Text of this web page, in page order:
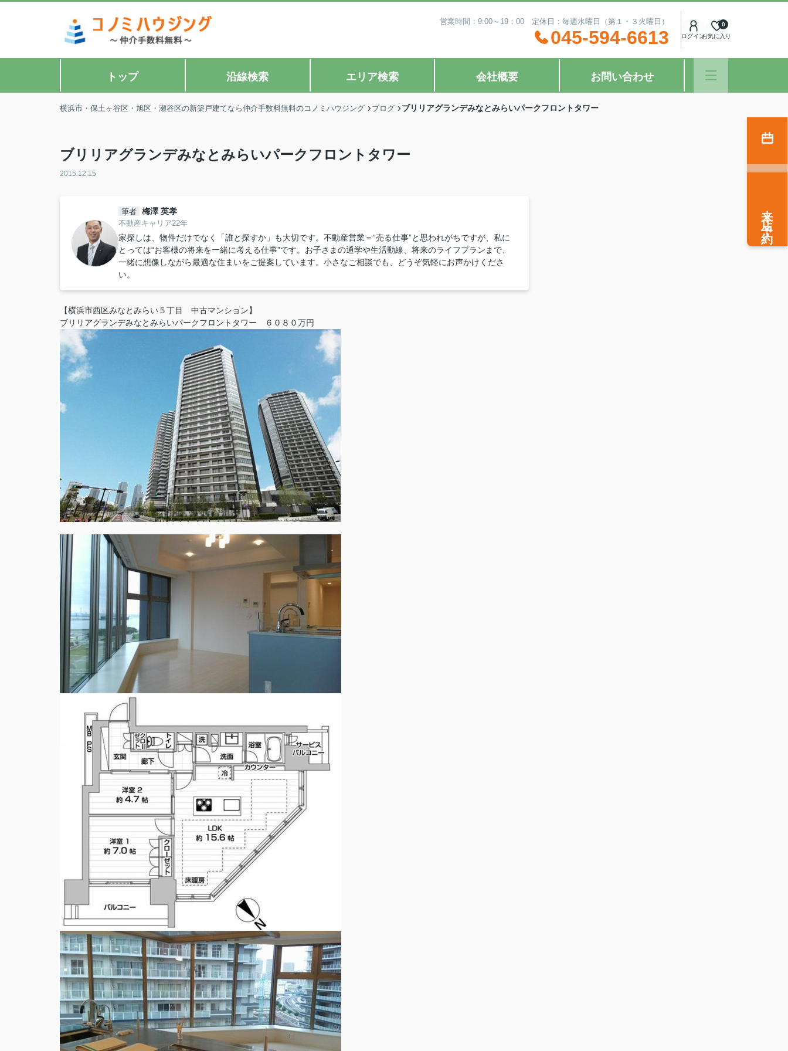
営業時間：9:00～19：00 定休日：毎週水曜日（第１・３火曜日）
045-594-6613 ログインお気に入り
0
トップ 沿線検索 エリア検索 会社概要 お問い合わせ
横浜市・保土ヶ谷区・旭区・瀬谷区の新築戸建てなら仲介手数料無料のコノミハウジング ブログ ブリリアグランデみなとみらいパークフロントタワー
ブリリアグランデみなとみらいパークフロントタワー
2015.12.15
筆者 梅澤 英孝
不動産キャリア22年
家探しは、物件だけでなく「誰と探すか」も大切です。不動産営業＝“売る仕事”と思われがちですが、私に
とっては“お客様の将来を一緒に考える仕事”です。お子さまの通学や生活動線、将来のライフプランまで、
一緒に想像しながら最適な住まいをご提案しています。小さなご相談でも、どうぞ気軽にお声かけくださ
い。
【横浜市西区みなとみらい５丁目 中古マンション】
ブリリアグランデみなとみらいパークフロントタワー ６０８０万円
来店予約